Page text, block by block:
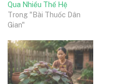
Qua Nhiều Thế Hệ
Trong "Bài Thuốc Dân
Gian"